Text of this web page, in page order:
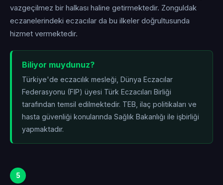
vazgeçilmez bir halkası haline getirmektedir. Zonguldak
eczanelerindeki eczacılar da bu ilkeler doğrultusunda
hizmet vermektedir.
Biliyor muydunuz?
Türkiye'de eczacılık mesleği, Dünya Eczacılar
Federasyonu (FIP) üyesi Türk Eczacıları Birliği
tarafından temsil edilmektedir. TEB, ilaç politikaları ve
hasta güvenliği konularında Sağlık Bakanlığı ile işbirliği
yapmaktadır.
5